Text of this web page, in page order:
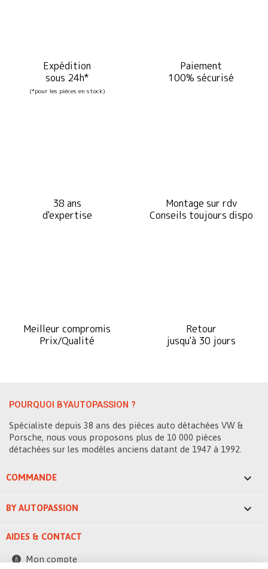
Expédition
sous 24h*
(*pour les pièces en stock)
Paiement
100% sécurisé
38 ans
d'expertise
Montage sur rdv
Conseils toujours dispo
Meilleur compromis
Prix/Qualité
Retour
jusqu'à 30 jours
POURQUOI BYAUTOPASSION ?
Spécialiste depuis 38 ans des pièces auto détachées VW &
Porsche, nous vous proposons plus de 10 000 pièces
détachées sur les modèles anciens datant de 1947 à 1992.
COMMANDE 
BY AUTOPASSION 
AIDES & CONTACT
Mon compte